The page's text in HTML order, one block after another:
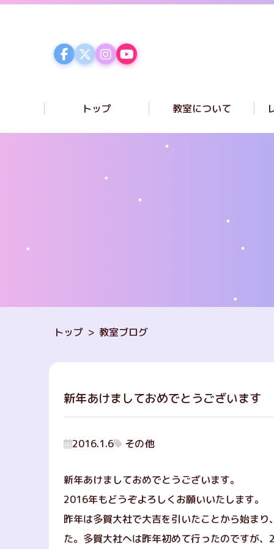
トップ 教室について
トップ 教室ブログ
新年あけましておめでとうございます
2016.1.6 その他
新年あけましておめでとうございます。
2016年もどうぞよろしくお願いいたします。
昨年は多賀大社で大吉を引いたことから始ま
た。多賀大社へは昨年初めて行ったのですが